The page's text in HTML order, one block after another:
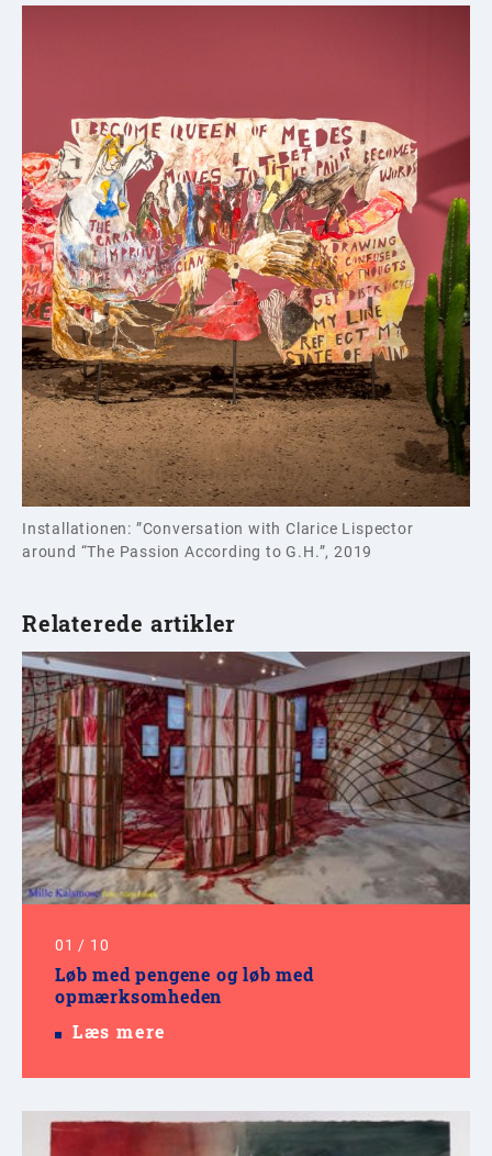
Installationen: ”Conversation with Clarice Lispector
around “The Passion According to G.H.”, 2019
Relaterede artikler
01 / 10
Løb med pengene og løb med
opmærksomheden
Læs mere